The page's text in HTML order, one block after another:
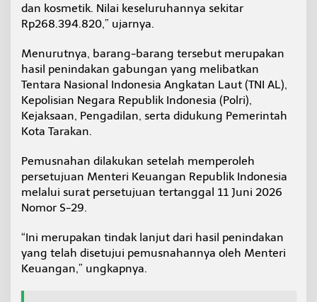
dan kosmetik. Nilai keseluruhannya sekitar
Rp268.394.820,” ujarnya.
Menurutnya, barang-barang tersebut merupakan
hasil penindakan gabungan yang melibatkan
Tentara Nasional Indonesia Angkatan Laut (TNI AL),
Kepolisian Negara Republik Indonesia (Polri),
Kejaksaan, Pengadilan, serta didukung Pemerintah
Kota Tarakan.
Pemusnahan dilakukan setelah memperoleh
persetujuan Menteri Keuangan Republik Indonesia
melalui surat persetujuan tertanggal 11 Juni 2026
Nomor S-29.
“Ini merupakan tindak lanjut dari hasil penindakan
yang telah disetujui pemusnahannya oleh Menteri
Keuangan,” ungkapnya.